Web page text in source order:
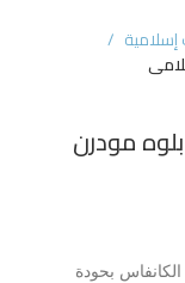
إسلامية
مودرن
بحودة